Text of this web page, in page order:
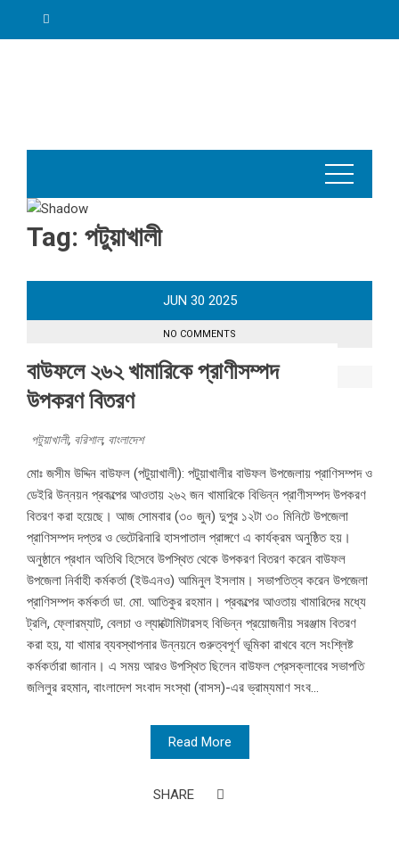
Tag: পটুয়াখালী
JUN 30 2025
NO COMMENTS
বাউফলে ২৬২ খামারিকে প্রাণীসম্পদ
উপকরণ বিতরণ
পটুয়াখালী, বরিশাল, বাংলাদেশ
মোঃ জসীম উদ্দিন বাউফল (পটুয়াখালী): পটুয়াখালীর বাউফল উপজেলায় প্রাণিসম্পদ ও
ডেইরি উন্নয়ন প্রকল্পের আওতায় ২৬২ জন খামারিকে বিভিন্ন প্রাণীসম্পদ উপকরণ
বিতরণ করা হয়েছে। আজ সোমবার (৩০ জুন) দুপুর ১২টা ৩০ মিনিটে উপজেলা
প্রাণিসম্পদ দপ্তর ও ভেটেরিনারি হাসপাতাল প্রাঙ্গণে এ কার্যক্রম অনুষ্ঠিত হয়।
অনুষ্ঠানে প্রধান অতিথি হিসেবে উপস্থিত থেকে উপকরণ বিতরণ করেন বাউফল
উপজেলা নির্বাহী কর্মকর্তা (ইউএনও) আমিনুল ইসলাম। সভাপতিত্ব করেন উপজেলা
প্রাণিসম্পদ কর্মকর্তা ডা. মো. আতিকুর রহমান। প্রকল্পের আওতায় খামারিদের মধ্যে
ট্রলি, ফ্লোরম্যাট, বেলচা ও ল্যাক্টোমিটারসহ বিভিন্ন প্রয়োজনীয় সরঞ্জাম বিতরণ
করা হয়, যা খামার ব্যবস্থাপনার উন্নয়নে গুরুত্বপূর্ণ ভূমিকা রাখবে বলে সংশ্লিষ্ট
কর্মকর্তারা জানান। এ সময় আরও উপস্থিত ছিলেন বাউফল প্রেসক্লাবের সভাপতি
জলিলুর রহমান, বাংলাদেশ সংবাদ সংস্থা (বাসস)-এর ভ্রাম্যমাণ সংব...
Read More
SHARE